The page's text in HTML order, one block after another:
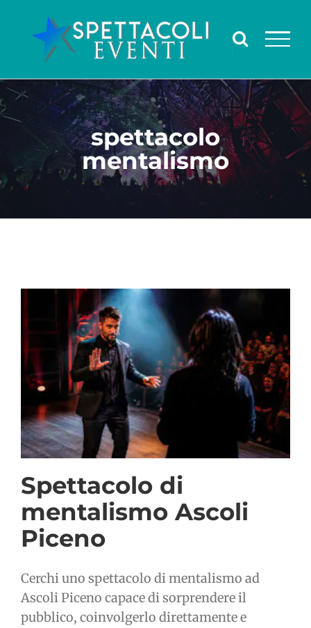
contenuto
spettacolo
mentalismo
Spettacolo di
mentalismo Ascoli
Piceno
Cerchi uno spettacolo di mentalismo ad
Ascoli Piceno capace di sorprendere il
pubblico, coinvolgerlo direttamente e